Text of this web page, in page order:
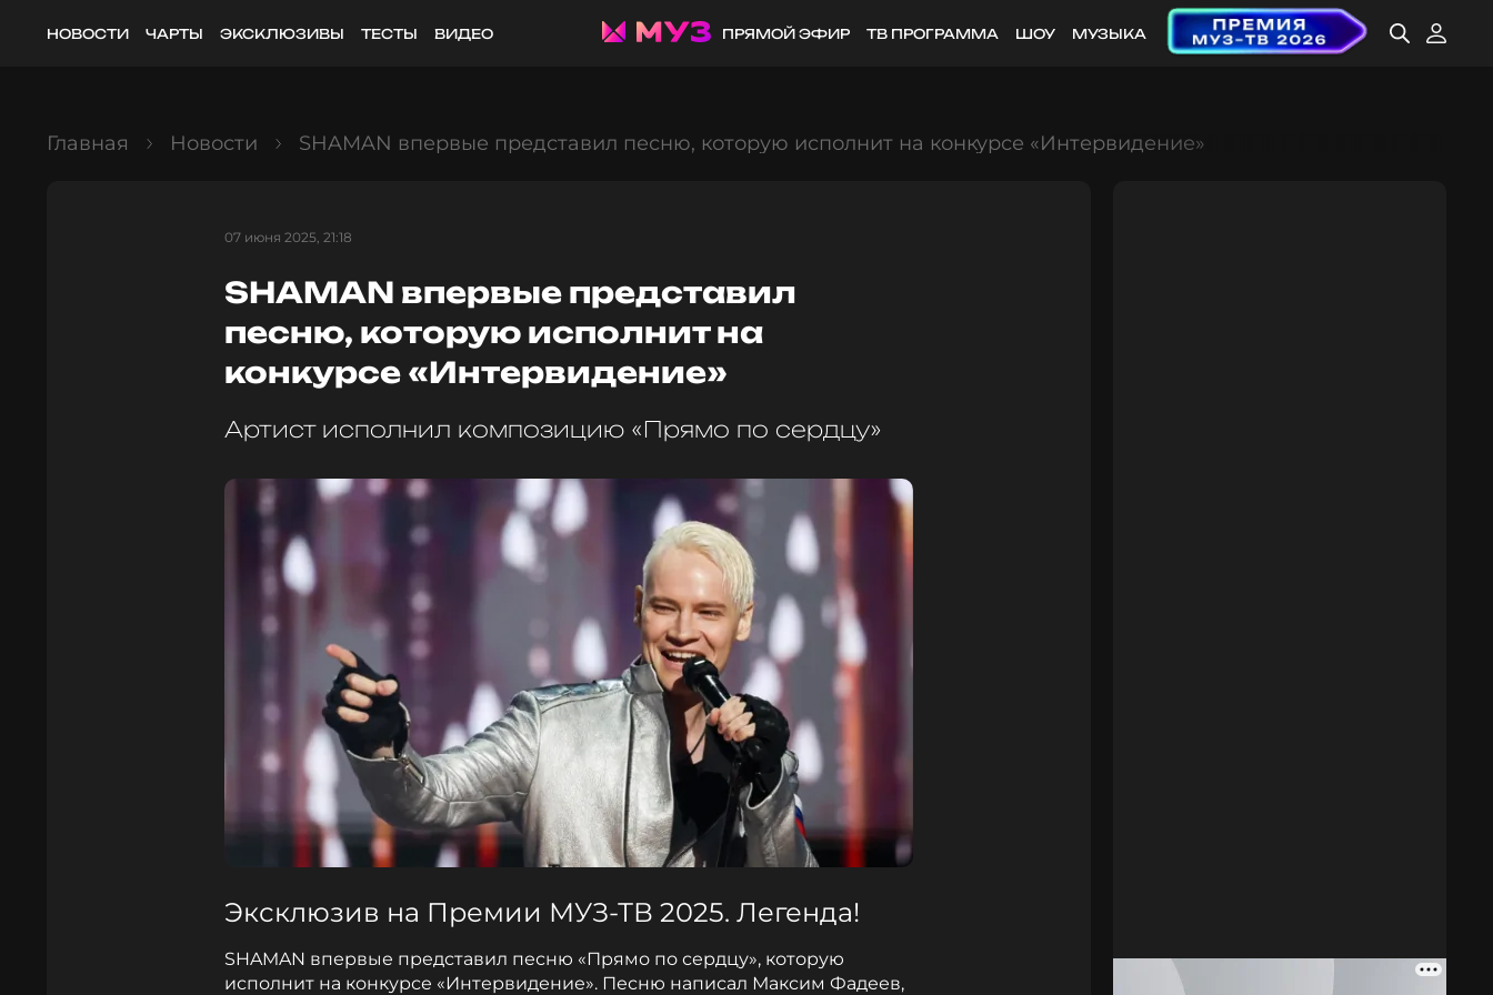
НОВОСТИ ЧАРТЫ ЭКСКЛЮЗИВЫ ТЕСТЫ ВИДЕО ПРЯМОЙ ЭФИР ТВ ПРОГРАММА ШОУ МУЗЫКА
Главная Новости SHAMAN впервые представил песню, которую исполнит на конкурсе «Интервидение»
07 июня 2025, 21:18
SHAMAN впервые представил
песню, которую исполнит на
конкурсе «Интервидение»
Артист исполнил композицию «Прямо по сердцу»
Эксклюзив на Премии МУЗ-ТВ 2025. Легенда!
SHAMAN впервые представил песню «Прямо по сердцу», которую
исполнит на конкурсе «Интервидение». Песню написал Максим Фадеев,